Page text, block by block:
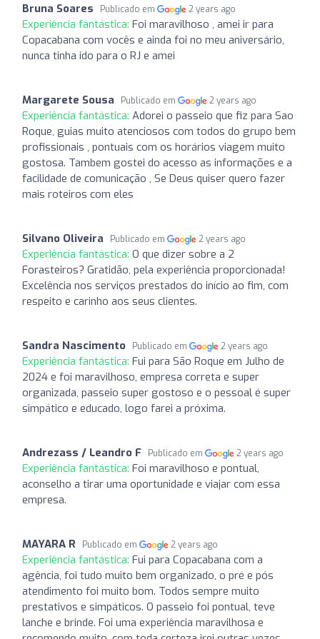
Bruna Soares Publicado em 2 years ago
Experiência fantástica: Foi maravilhoso , amei ir para
Copacabana com vocês e ainda foi no meu aniversário,
nunca tinha ido para o RJ e amei
Margarete Sousa Publicado em 2 years ago
Experiência fantástica: Adorei o passeio que fiz para Sao
Roque, guias muito atenciosos com todos do grupo bem
profissionais , pontuais com os horários viagem muito
gostosa. Tambem gostei do acesso as informações e a
facilidade de comunicação , Se Deus quiser quero fazer
mais roteiros com eles
Silvano Oliveira Publicado em 2 years ago
Experiência fantástica: O que dizer sobre a 2
Forasteiros? Gratidão, pela experiência proporcionada!
Excelência nos serviços prestados do início ao fim, com
respeito e carinho aos seus clientes.
Sandra Nascimento Publicado em 2 years ago
Experiência fantástica: Fui para São Roque em Julho de
2024 e foi maravilhoso, empresa correta e super
organizada, passeio super gostoso e o pessoal é super
simpático e educado, logo farei a próxima.
Andrezass / Leandro F Publicado em 2 years ago
Experiência fantástica: Foi maravilhoso e pontual,
aconselho a tirar uma oportunidade e viajar com essa
empresa.
MAYARA R Publicado em 2 years ago
Experiência fantástica: Fui para Copacabana com a
agência, foi tudo muito bem organizado, o pré e pós
atendimento foi muito bom. Todos sempre muito
prestativos e simpáticos. O passeio foi pontual, teve
lanche e brinde. Foi uma experiência maravilhosa e